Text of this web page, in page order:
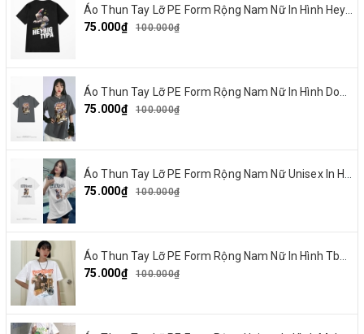
75.000₫
100.000₫
75.000₫
100.000₫
75.000₫
100.000₫
75.000₫
100.000₫